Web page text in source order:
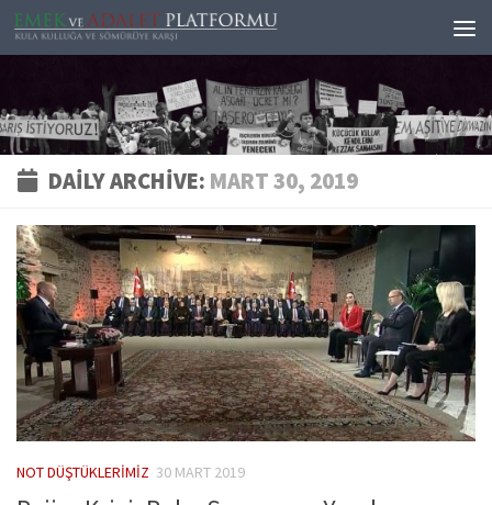
Skip to content
DAILY ARCHIVE: MART 30, 2019
NOT DÜŞTÜKLERIMIZ 30 MART 2019